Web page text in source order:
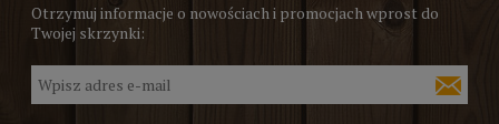
Otrzymuj informacje o nowościach i promocjach wprost do
Twojej skrzynki: